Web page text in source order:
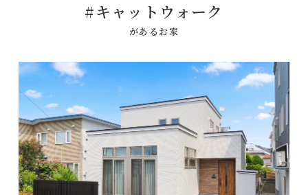
#キャットウォーク
があるお家